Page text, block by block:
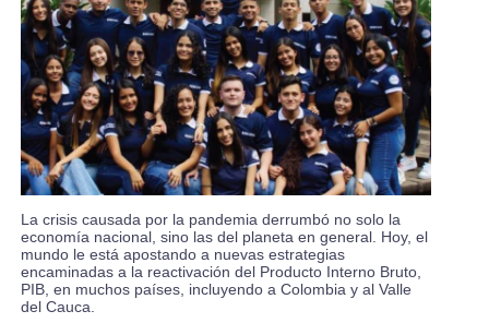
La crisis causada por la pandemia derrumbó no solo la
economía nacional, sino las del planeta en general. Hoy, el
mundo le está apostando a nuevas estrategias
encaminadas a la reactivación del Producto Interno Bruto,
PIB, en muchos países, incluyendo a Colombia y al Valle
del Cauca.